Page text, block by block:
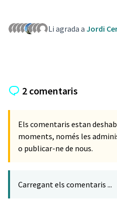
Li agrada a Jordi
2 comentaris
Els comentaris estan
moments, només les
o publicar-ne de nous.
Carregant els comentaris ...